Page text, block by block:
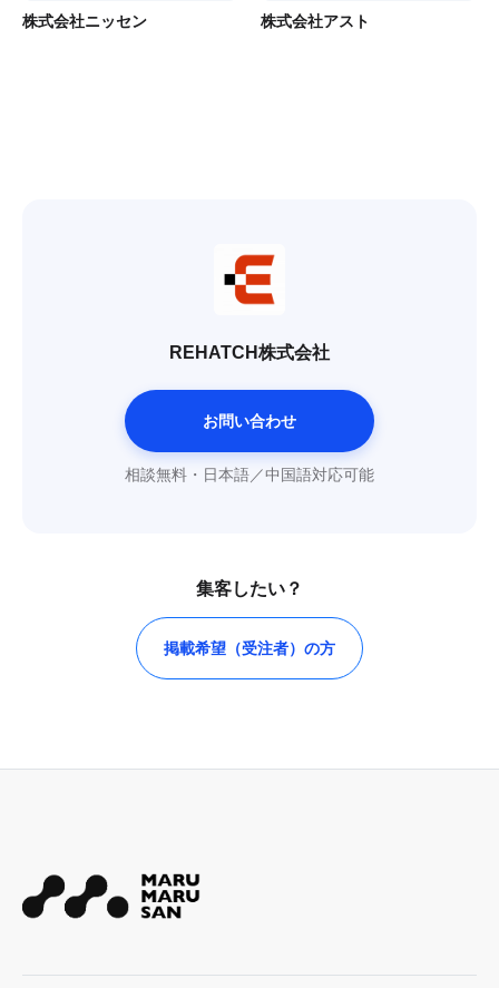
株式会社ニッセン 株式会社アスト
REHATCH株式会社
お問い合わせ
相談無料・日本語／中国語対応可能
集客したい？
掲載希望（受注者）の方